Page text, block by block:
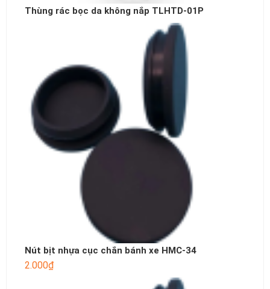
Thùng rác bọc da không nắp TLHTD-01P
Nút bịt nhựa cục chắn bánh xe HMC-34
2.000₫